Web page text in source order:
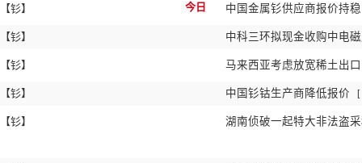
【钐】 今日
【钐】
【钐】
【钐】
【钐】
中国金属钐供应商报价持
中科三环拟现金收购中电
马来西亚考虑放宽稀土出
中国钐钴生产商降低报价 [
湖南侦破一起特大非法盗